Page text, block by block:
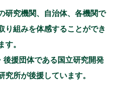
a
c
b
o
n
e
n
k
dI
n
m
ai
研究機関、自治体、各機関で
り組みを体感することができ
す。
後援団体である国立研究開発
所が後援しています。